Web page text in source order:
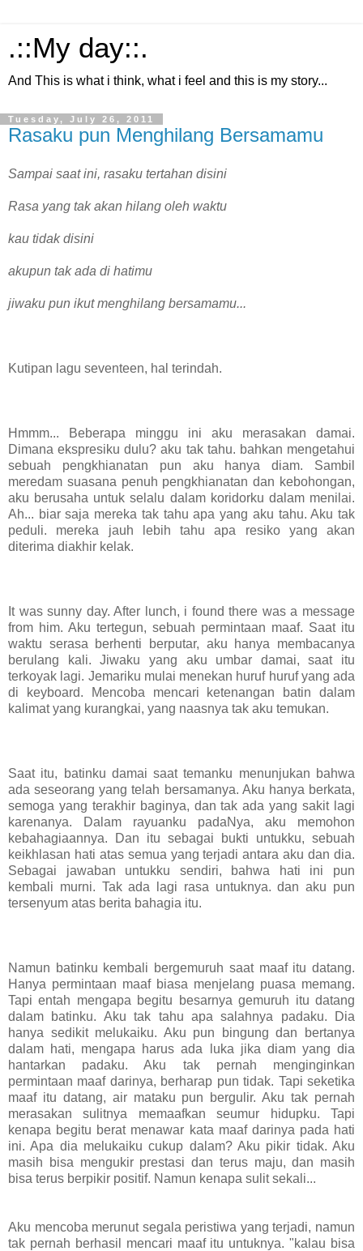
.::My day::.
And This is what i think, what i feel and this is my story...
Tuesday, July 26, 2011
Rasaku pun Menghilang Bersamamu
Sampai saat ini, rasaku tertahan disini
Rasa yang tak akan hilang oleh waktu
kau tidak disini
akupun tak ada di hatimu
jiwaku pun ikut menghilang bersamamu...
Kutipan lagu seventeen, hal terindah.
Hmmm... Beberapa minggu ini aku merasakan damai.
Dimana ekspresiku dulu? aku tak tahu. bahkan mengetahui
sebuah pengkhianatan pun aku hanya diam. Sambil
meredam suasana penuh pengkhianatan dan kebohongan,
aku berusaha untuk selalu dalam koridorku dalam menilai.
Ah... biar saja mereka tak tahu apa yang aku tahu. Aku tak
peduli. mereka jauh lebih tahu apa resiko yang akan
diterima diakhir kelak.
It was sunny day. After lunch, i found there was a message
from him. Aku tertegun, sebuah permintaan maaf. Saat itu
waktu serasa berhenti berputar, aku hanya membacanya
berulang kali. Jiwaku yang aku umbar damai, saat itu
terkoyak lagi. Jemariku mulai menekan huruf huruf yang ada
di keyboard. Mencoba mencari ketenangan batin dalam
kalimat yang kurangkai, yang naasnya tak aku temukan.
Saat itu, batinku damai saat temanku menunjukan bahwa
ada seseorang yang telah bersamanya. Aku hanya berkata,
semoga yang terakhir baginya, dan tak ada yang sakit lagi
karenanya. Dalam rayuanku padaNya, aku memohon
kebahagiaannya. Dan itu sebagai bukti untukku, sebuah
keikhlasan hati atas semua yang terjadi antara aku dan dia.
Sebagai jawaban untukku sendiri, bahwa hati ini pun
kembali murni. Tak ada lagi rasa untuknya. dan aku pun
tersenyum atas berita bahagia itu.
Namun batinku kembali bergemuruh saat maaf itu datang.
Hanya permintaan maaf biasa menjelang puasa memang.
Tapi entah mengapa begitu besarnya gemuruh itu datang
dalam batinku. Aku tak tahu apa salahnya padaku. Dia
hanya sedikit melukaiku. Aku pun bingung dan bertanya
dalam hati, mengapa harus ada luka jika diam yang dia
hantarkan padaku. Aku tak pernah menginginkan
permintaan maaf darinya, berharap pun tidak. Tapi seketika
maaf itu datang, air mataku pun bergulir. Aku tak pernah
merasakan sulitnya memaafkan seumur hidupku. Tapi
kenapa begitu berat menawar kata maaf darinya pada hati
ini. Apa dia melukaiku cukup dalam? Aku pikir tidak. Aku
masih bisa mengukir prestasi dan terus maju, dan masih
bisa terus berpikir positif. Namun kenapa sulit sekali...
Aku mencoba merunut segala peristiwa yang terjadi, namun
tak pernah berhasil mencari maaf itu untuknya. "kalau bisa